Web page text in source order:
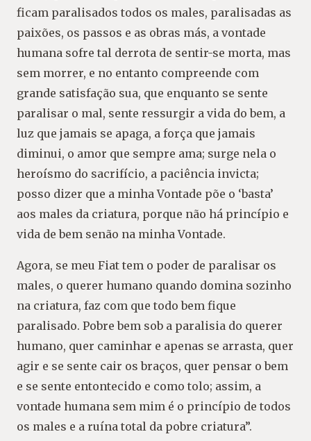
ficam paralisados todos os males, paralisadas as
paixões, os passos e as obras más, a vontade
humana sofre tal derrota de sentir-se morta, mas
sem morrer, e no entanto compreende com
grande satisfação sua, que enquanto se sente
paralisar o mal, sente ressurgir a vida do bem, a
luz que jamais se apaga, a força que jamais
diminui, o amor que sempre ama; surge nela o
heroísmo do sacrifício, a paciência invicta;
posso dizer que a minha Vontade põe o ‘basta’
aos males da criatura, porque não há princípio e
vida de bem senão na minha Vontade.
Agora, se meu Fiat tem o poder de paralisar os
males, o querer humano quando domina sozinho
na criatura, faz com que todo bem fique
paralisado. Pobre bem sob a paralisia do querer
humano, quer caminhar e apenas se arrasta, quer
agir e se sente cair os braços, quer pensar o bem
e se sente entontecido e como tolo; assim, a
vontade humana sem mim é o princípio de todos
os males e a ruína total da pobre criatura”.